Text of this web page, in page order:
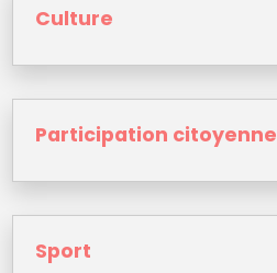
Culture
Participation citoyenne
Sport